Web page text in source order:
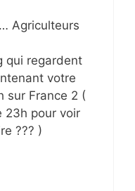
Agriculteurs
qui regardent
votre
sur France 2 (
23h pour voir
??? )